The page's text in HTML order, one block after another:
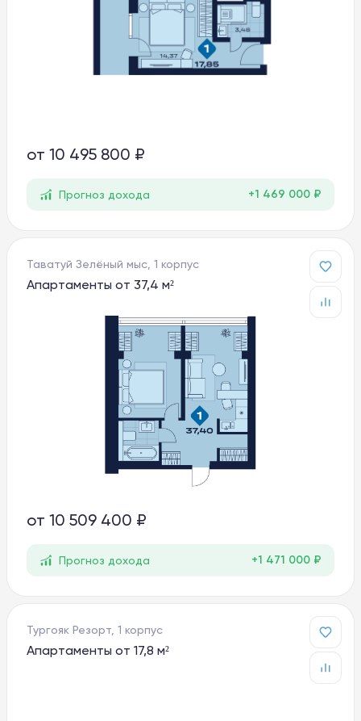
от 10 495 800 ₽
Прогноз дохода +1 469 000 ₽
Таватуй Зелёный мыс, 1 корпус
Апартаменты от 37,4 м²
от 10 509 400 ₽
Прогноз дохода +1 471 000 ₽
Тургояк Резорт, 1 корпус
Апартаменты от 17,8 м²